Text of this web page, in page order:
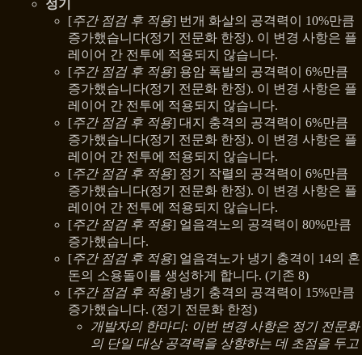
정기
[주간 점검 후 적용] 번개 화살의 공격력이 10%만큼
증가했습니다(정기 전문화 한정). 이 변경 사항은 플
레이어 간 전투에 적용되지 않습니다.
[주간 점검 후 적용] 용암 폭발의 공격력이 6%만큼
증가했습니다(정기 전문화 한정). 이 변경 사항은 플
레이어 간 전투에 적용되지 않습니다.
[주간 점검 후 적용] 대지 충격의 공격력이 6%만큼
증가했습니다(정기 전문화 한정). 이 변경 사항은 플
레이어 간 전투에 적용되지 않습니다.
[주간 점검 후 적용] 정기 작렬의 공격력이 6%만큼
증가했습니다(정기 전문화 한정). 이 변경 사항은 플
레이어 간 전투에 적용되지 않습니다.
[주간 점검 후 적용] 얼음격노의 공격력이 80%만큼
증가했습니다.
[주간 점검 후 적용] 얼음격노가 냉기 충격이 14의 혼
돈의 소용돌이를 생성하게 합니다. (기존 8)
[주간 점검 후 적용] 냉기 충격의 공격력이 15%만큼
증가했습니다. (정기 전문화 한정)
개발자의 한마디: 이번 변경 사항은 정기 전문화
의 단일 대상 공격력을 상향하는 데 초점을 두고